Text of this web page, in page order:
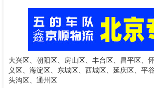
大兴区、朝阳区、房山区、丰台区、昌平区、
义区、海淀区、东城区、西城区、延庆区、平
头沟区、通州区